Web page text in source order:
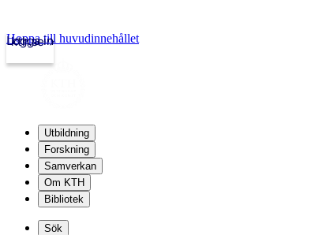
kth.se
Logga in
Hoppa till huvudinnehållet
Utbildning
Forskning
Samverkan
Om KTH
Bibliotek
Sök